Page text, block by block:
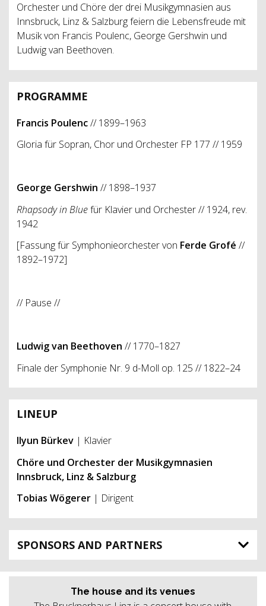
Orchester und Chöre der drei Musikgymnasien aus
Innsbruck, Linz & Salzburg feiern die Lebensfreude mit
Musik von Francis Poulenc, George Gershwin und
Ludwig van Beethoven.
PROGRAMME
Francis Poulenc// 1899–1963
Gloria für Sopran, Chor und Orchester FP 177 // 1959
George Gershwin // 1898–1937
Rhapsody in Bluefür Klavier und Orchester // 1924, rev.
1942
[Fassung für Symphonieorchester von Ferde Grofé //
1892–1972]
// Pause //
Ludwig van Beethoven // 1770–1827
Finale der Symphonie Nr. 9 d-Moll op. 125 // 1822–24
LINEUP
Ilyun Bürkev | Klavier
Chöre und Orchester der Musikgymnasien
Innsbruck, Linz & Salzburg
Tobias Wögerer | Dirigent
SPONSORS AND PARTNERS
The house and its venues